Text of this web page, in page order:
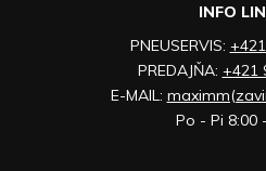
INFO
PNEUSERVIS:
PREDAJŇA: +421
E-MAIL:
Po - Pi 8:00